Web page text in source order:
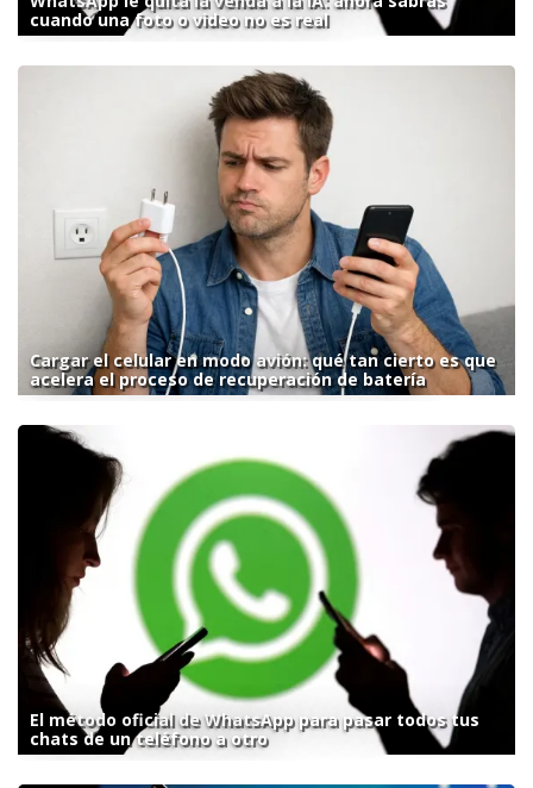
cuando una foto o video no es real
Cargar el celular en modo avión: qué tan cierto es que
acelera el proceso de recuperación de batería
El método oficial de WhatsApp para pasar todos tus
chats de un teléfono a otro